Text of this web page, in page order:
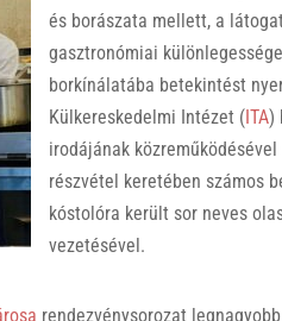
és borászata mellett, a
gasztronómiai
borkínálatába betekintést
Külkereskedelmi Intézet (ITA)
irodájának
részvétel keretében számos
kóstolóra került sor neves
vezetésével.
rendezvénysorozat